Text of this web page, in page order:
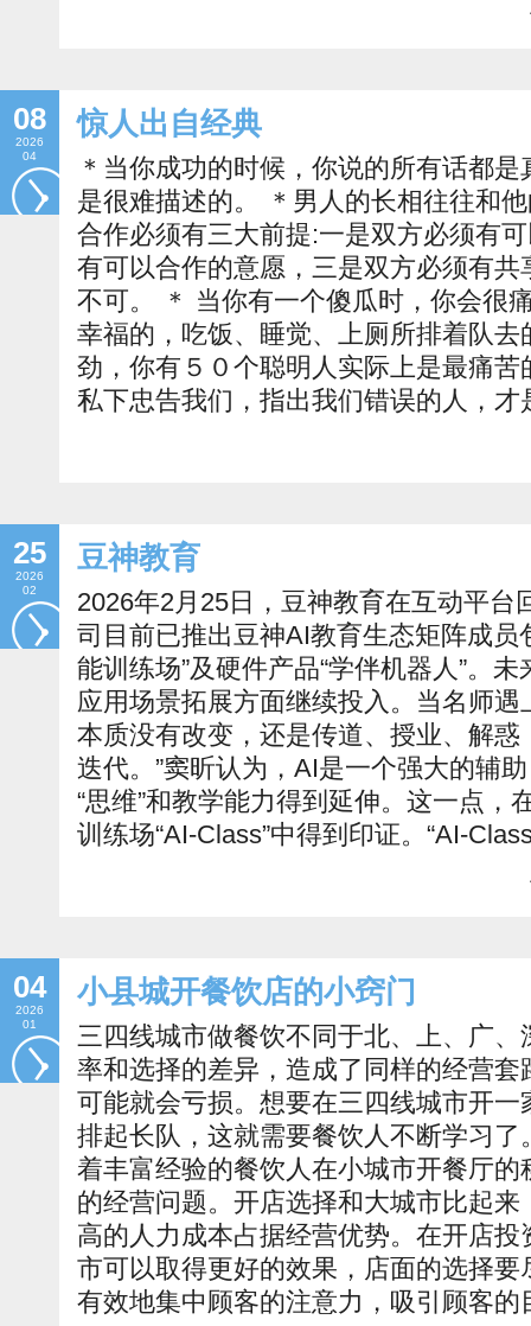
08
2026
04
惊人出自经典
＊当你成功的时候，你说的所有话都
是很难描述的。 ＊男人的长相往往和
合作必须有三大前提:一是双方必须有
有可以合作的意愿，三是双方必须有
不可。 ＊ 当你有一个傻瓜时，你会很
幸福的，吃饭、睡觉、上厕所排着队
劲，你有５０个聪明人实际上是最痛
私下忠告我们，指出我们错误的人，才
25
2026
02
豆神教育
2026年2月25日，豆神教育在互动平台
司目前已推出豆神AI教育生态矩阵成员
能训练场”及硬件产品“学伴机器人”。
应用场景拓展方面继续投入。当名师遇
本质没有改变，还是传道、授业、解
迭代。”窦昕认为，AI是一个强大的辅
“思维”和教学能力得到延伸。这一点，
训练场“AI-Class”中得到印证。“AI-
04
2026
01
小县城开餐饮店的小窍门
三四线城市做餐饮不同于北、上、广
率和选择的差异，造成了同样的经营
可能就会亏损。想要在三四线城市开
排起长队，这就需要餐饮人不断学习
着丰富经验的餐饮人在小城市开餐厅
的经营问题。开店选择和大城市比起
高的人力成本占据经营优势。在开店
市可以取得更好的效果，店面的选择
有效地集中顾客的注意力，吸引顾客的